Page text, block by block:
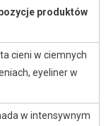
produktów
cieni w ciemnych
eyeliner w
w intensywnym